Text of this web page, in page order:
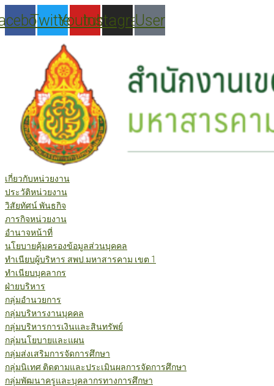
to
content
TwitterYoutube
Instagram
User
เกี่ยวกับหน่วยงาน
ประวัติหน่วยงาน
วิสัยทัศน์ พันธกิจ
ภารกิจหน่วยงาน
อำนาจหน้าที่
นโยบายคุ้มครองข้อมูลส่วนบุคคล
ทำเนียบผู้บริหาร สพป.มหาสารคาม เขต 1
ทำเนียบบุคลากร
ฝ่ายบริหาร
กลุ่มอำนวยการ
กลุ่มบริหารงานบุคคล
กลุ่มบริหารการเงินและสินทรัพย์
กลุ่มนโยบายและแผน
กลุ่มส่งเสริมการจัดการศึกษา
กลุ่มนิเทศ ติดตามและประเมินผลการจัดการศึกษา
กลุ่มพัฒนาครูและบุคลากรทางการศึกษา